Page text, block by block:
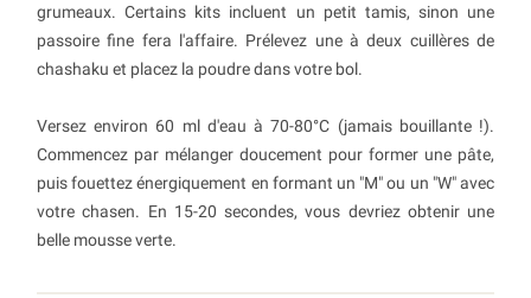
grumeaux. Certains kits incluent un petit tamis, sinon une
passoire fine fera l'affaire. Prélevez une à deux cuillères de
chashaku et placez la poudre dans votre bol.
Versez environ 60 ml d'eau à 70-80°C (jamais bouillante !).
Commencez par mélanger doucement pour former une pâte,
puis fouettez énergiquement en formant un "M" ou un "W" avec
votre chasen. En 15-20 secondes, vous devriez obtenir une
belle mousse verte.